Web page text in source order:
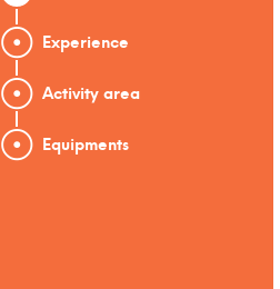
Experience
Activity area
Equipments